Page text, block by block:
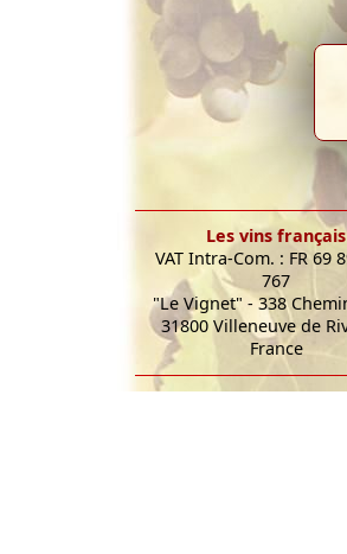
Les vins français
VAT Intra-Com. : FR 69
767
"Le Vignet" - 338
31800 Villeneuve de
France